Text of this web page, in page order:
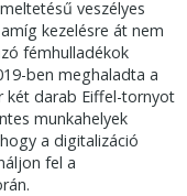
veszélyes
kezelésre át nem
fémhulladékok
ben meghaladta a
két darab Eiffel-tornyot
munkahelyek
a digitalizáció
fel a